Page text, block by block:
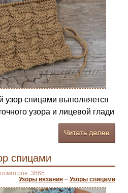
узор спицами выполняется
узора и лицевой глади
спицами
3665
Узоры вязания – Узоры спицами